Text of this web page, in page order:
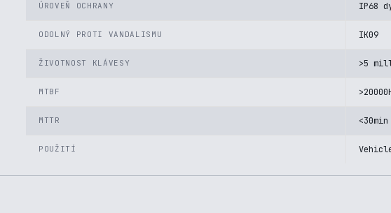
ÚROVEŇ OCHRANY IP68
ODOLNÝ PROTI VANDALISMU IK09
ŽIVOTNOST KLÁVESY >5
MTBF
MTTR <30min
POUŽITÍ